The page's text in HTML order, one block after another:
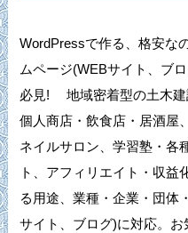
WordPressで作る、格安な
ムページ(WEBサイト、ブ
必見! 地域密着型の土木建
個人商店・飲食店・居酒屋
ネイルサロン、学習塾・各
ト、アフィリエイト・収益
る用途、業種・企業・団体
サイト、ブログ)に対応。お